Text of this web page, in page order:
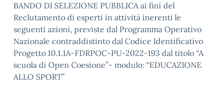
BANDO DI SELEZIONE PUBBLICA ai fini del
Reclutamento di esperti in attività inerenti le
seguenti azioni, previste dal Programma Operativo
Nazionale contraddistinto dal Codice Identificativo
Progetto 10.1.1A-FDRPOC-PU-2022-193 dal titolo “A
scuola di Open Coesione”- modulo: “EDUCAZIONE
ALLO SPORT”